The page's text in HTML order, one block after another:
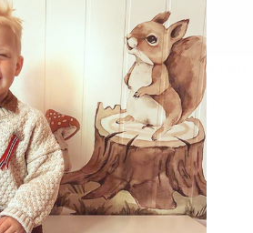
Echte Inspiration von unseren
Teile dein Bild mit
Andere